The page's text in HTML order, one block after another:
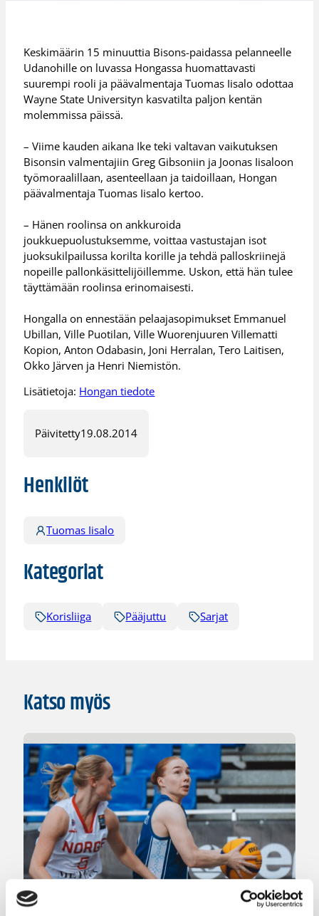
Keskimäärin 15 minuuttia Bisons-paidassa pelanneelle
Udanohille on luvassa Hongassa huomattavasti
suurempi rooli ja päävalmentaja Tuomas Iisalo odottaa
Wayne State Universityn kasvatilta paljon kentän
molemmissa päissä.
– Viime kauden aikana Ike teki valtavan vaikutuksen
Bisonsin valmentajiin Greg Gibsoniin ja Joonas Iisaloon
työmoraalillaan, asenteellaan ja taidoillaan, Hongan
päävalmentaja Tuomas Iisalo kertoo.
– Hänen roolinsa on ankkuroida
joukkuepuolustuksemme, voittaa vastustajan isot
juoksukilpailussa korilta korille ja tehdä palloskriinejä
nopeille pallonkäsittelijöillemme. Uskon, että hän tulee
täyttämään roolinsa erinomaisesti.
Hongalla on ennestään pelaajasopimukset Emmanuel
Ubillan, Ville Puotilan, Ville Wuorenjuuren Villematti
Kopion, Anton Odabasin, Joni Herralan, Tero Laitisen,
Okko Järven ja Henri Niemistön.
Lisätietoja: Hongan tiedote
Päivitetty19.08.2014
Henkilöt
Tuomas Iisalo
Kategoriat
Korisliiga Pääjuttu Sarjat
Katso myös